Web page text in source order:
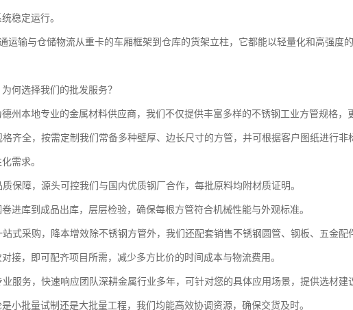
稳定运行。
运输与仓储物流从重卡的车厢框架到仓库的货架立柱，它都能以轻量化和高强度
为何选择我们的批发服务？
德州本地专业的金属材料供应商，我们不仅提供丰富多样的不锈钢工业方管规格，
格齐全，按需定制我们常备多种壁厚、边长尺寸的方管，并可根据客户图纸进行
需求。
质保障，源头可控我们与国内优质钢厂合作，每批原料均附材质证明。
卷进库到成品出库，层层检验，确保每根方管符合机械性能与外观标准。
站式采购，降本增效除不锈钢方管外，我们还配套销售不锈钢圆管、钢板、五金配
接，即可配齐项目所需，减少多方比价的时间成本与物流费用。
业服务，快速响应团队深耕金属行业多年，可针对您的具体应用场景，提供选材建
小批量试制还是大批量工程，我们均能高效协调资源，确保交货及时。